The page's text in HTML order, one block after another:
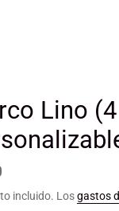
Lino
incluido. Losgastos